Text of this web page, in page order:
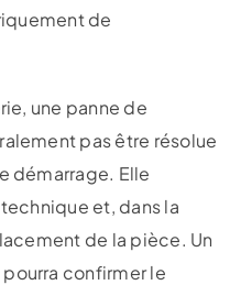
de
une panne de
pas être résolue
démarrage. Elle
et, dans la
de la pièce. Un
confirmer le